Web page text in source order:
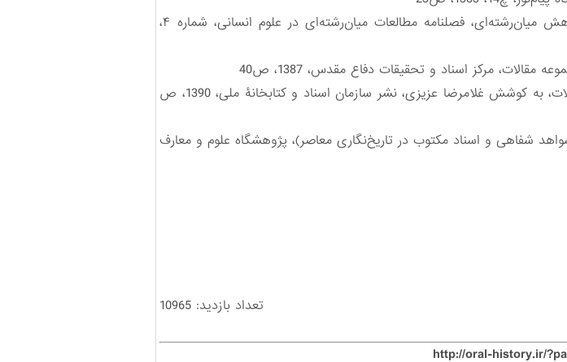
- خورسندی طاسکوه، علی، تنوع گونه شناختی در آموزش و پژوهش میان‌رشته‌ای، فصلنامه مطالعات میان‌رشته‌ای در علوم انسانی، شماره ۴،
مرکز اسناد و تحقیقات دفاع مقدس، 1387، ص40
- رحیمی‌کرمی زهرا، تاریخ شفاهی محاسن و معایب، مجموعه مقالات، به کوشش غلامرضا عزیزی، نشر سازمان اسناد و کتابخانۀ ملی، 1390، ص
شفاهی و اسناد مکتوب در تاریخ‌نگاری معاصر)، پژوهشگاه علوم و معارف
تعداد بازدید: 10965
http://oral-history.ir/